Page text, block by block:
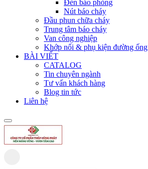
Đèn báo phòng
Nút báo cháy
Đầu phun chữa cháy
Trung tâm báo cháy
Van công nghiệp
Khớp nối & phụ kiện đường ống
BÀI VIẾT
CATALOG
Tin chuyên ngành
Tư vấn khách hàng
Blog tin tức
Liên hệ